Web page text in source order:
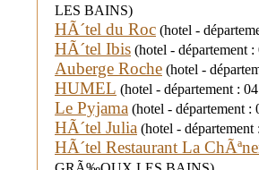
LES BAINS)
HÃ´tel du Roc (hotel -
HÃ´tel Ibis (hotel -
Auberge Roche (hotel -
HUMEL (hotel - département :
Le Pyjama (hotel - département
HÃ´tel Julia (hotel -
HÃ´tel Restaurant La